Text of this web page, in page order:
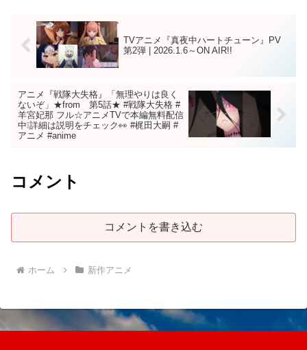
TVアニメ『真夜中ハートチューン』PV
第2弾 | 2026.1.6～ON AIR!!
アニメ『戦隊大失格』「無理やりは良く
ないぞ」★from 第5話★ #戦隊大失格 #
羊宮妃那 フル☆アニメTVで本編無料配信
中❕詳細は説明をチェック👀 #梶田大嗣 #
アニメ #anime
コメント
コメントを書き込む
ホーム 新作アニメ